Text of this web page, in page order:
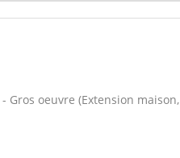
Gros oeuvre (Extension maison,